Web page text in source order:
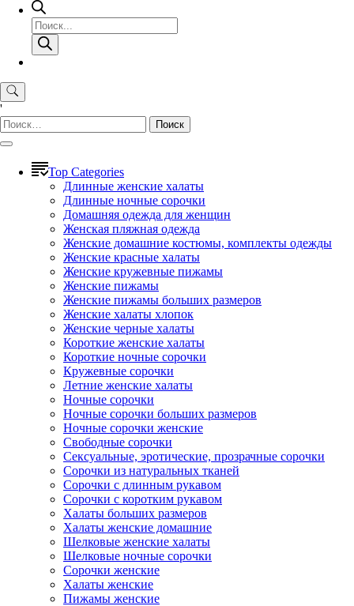
Поиск
товаров
'
Найти:
Top Categories
Длинные женские халаты
Длинные ночные сорочки
Домашняя одежда для женщин
Женская пляжная одежда
Женские домашние костюмы, комплекты одежды
Женские красные халаты
Женские кружевные пижамы
Женские пижамы
Женские пижамы больших размеров
Женские халаты хлопок
Женские черные халаты
Короткие женские халаты
Короткие ночные сорочки
Кружевные сорочки
Летние женские халаты
Ночные сорочки
Ночные сорочки больших размеров
Ночные сорочки женские
Свободные сорочки
Сексуальные, эротические, прозрачные сорочки
Сорочки из натуральных тканей
Сорочки с длинным рукавом
Сорочки с коротким рукавом
Халаты больших размеров
Халаты женские домашние
Шелковые женские халаты
Шелковые ночные сорочки
Сорочки женские
Халаты женские
Пижамы женские